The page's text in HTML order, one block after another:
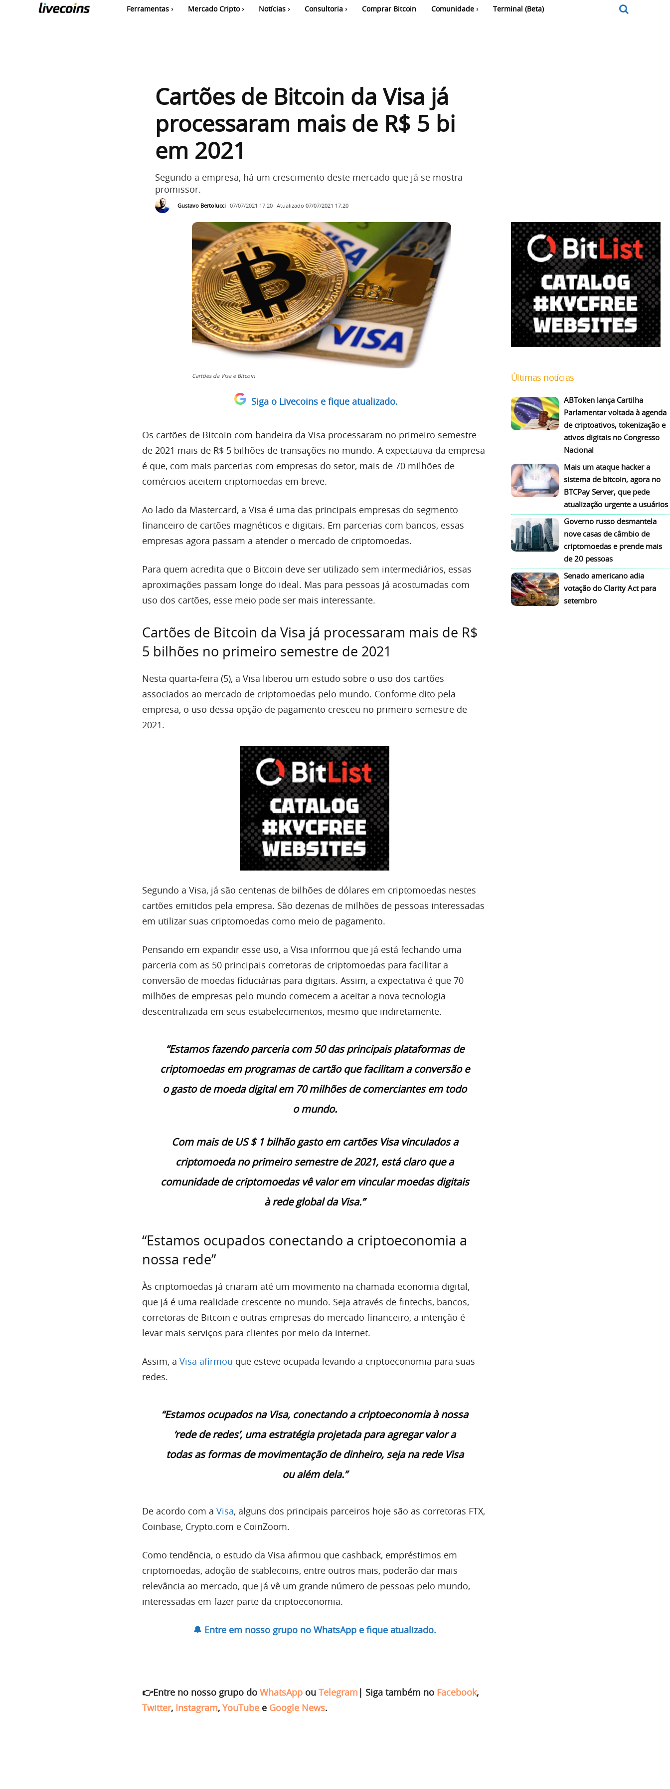
Ferramentas Mercado Cripto Notícias Consultoria Comprar Bitcoin Comunidade Terminal (Beta)
Cartões de Bitcoin da Visa já
processaram mais de R$ 5 bi
em 2021
Segundo a empresa, há um crescimento deste mercado que já se mostra
promissor.
Gustavo Bertolucci 07/07/2021 17:20 Atualizado 07/07/2021 17:20
Cartões da Visa e Bitcoin
Siga o Livecoins e fique atualizado.
Os cartões de Bitcoin com bandeira da Visa processaram no primeiro semestre
de 2021 mais de R$ 5 bilhões de transações no mundo. A expectativa da empresa
é que, com mais parcerias com empresas do setor, mais de 70 milhões de
comércios aceitem criptomoedas em breve.
Ao lado da Mastercard, a Visa é uma das principais empresas do segmento
financeiro de cartões magnéticos e digitais. Em parcerias com bancos, essas
empresas agora passam a atender o mercado de criptomoedas.
Para quem acredita que o Bitcoin deve ser utilizado sem intermediários, essas
aproximações passam longe do ideal. Mas para pessoas já acostumadas com
uso dos cartões, esse meio pode ser mais interessante.
Cartões de Bitcoin da Visa já processaram mais de R$
5 bilhões no primeiro semestre de 2021
Nesta quarta-feira (5), a Visa liberou um estudo sobre o uso dos cartões
associados ao mercado de criptomoedas pelo mundo. Conforme dito pela
empresa, o uso dessa opção de pagamento cresceu no primeiro semestre de
2021.
Segundo a Visa, já são centenas de bilhões de dólares em criptomoedas nestes
cartões emitidos pela empresa. São dezenas de milhões de pessoas interessadas
em utilizar suas criptomoedas como meio de pagamento.
Pensando em expandir esse uso, a Visa informou que já está fechando uma
parceria com as 50 principais corretoras de criptomoedas para facilitar a
conversão de moedas fiduciárias para digitais. Assim, a expectativa é que 70
milhões de empresas pelo mundo comecem a aceitar a nova tecnologia
descentralizada em seus estabelecimentos, mesmo que indiretamente.
“Estamos fazendo parceria com 50 das principais plataformas de
criptomoedas em programas de cartão que facilitam a conversão e
o gasto de moeda digital em 70 milhões de comerciantes em todo
o mundo.
Com mais de US $ 1 bilhão gasto em cartões Visa vinculados a
criptomoeda no primeiro semestre de 2021, está claro que a
comunidade de criptomoedas vê valor em vincular moedas digitais
à rede global da Visa.”
“Estamos ocupados conectando a criptoeconomia a
nossa rede”
Às criptomoedas já criaram até um movimento na chamada economia digital,
que já é uma realidade crescente no mundo. Seja através de fintechs, bancos,
corretoras de Bitcoin e outras empresas do mercado financeiro, a intenção é
levar mais serviços para clientes por meio da internet.
Assim, a Visa afirmou que esteve ocupada levando a criptoeconomia para suas
redes.
“Estamos ocupados na Visa, conectando a criptoeconomia à nossa
‘rede de redes’, uma estratégia projetada para agregar valor a
todas as formas de movimentação de dinheiro, seja na rede Visa
ou além dela.”
De acordo com a Visa, alguns dos principais parceiros hoje são as corretoras FTX,
Coinbase, Crypto.com e CoinZoom.
Como tendência, o estudo da Visa afirmou que cashback, empréstimos em
criptomoedas, adoção de stablecoins, entre outros mais, poderão dar mais
relevância ao mercado, que já vê um grande número de pessoas pelo mundo,
interessadas em fazer parte da criptoeconomia.
🔔 Entre em nosso grupo no WhatsApp e fique atualizado.
👉Entre no nosso grupo do WhatsApp ou Telegram | Siga também no Facebook,
Twitter, Instagram, YouTube e Google News.
Últimas notícias
ABToken lança Cartilha
Parlamentar voltada à agenda
de criptoativos, tokenização e
ativos digitais no Congresso
Nacional
Mais um ataque hacker a
sistema de bitcoin, agora no
BTCPay Server, que pede
atualização urgente a usuários
Governo russo desmantela
nove casas de câmbio de
criptomoedas e prende mais
de 20 pessoas
Senado americano adia
votação do Clarity Act para
setembro